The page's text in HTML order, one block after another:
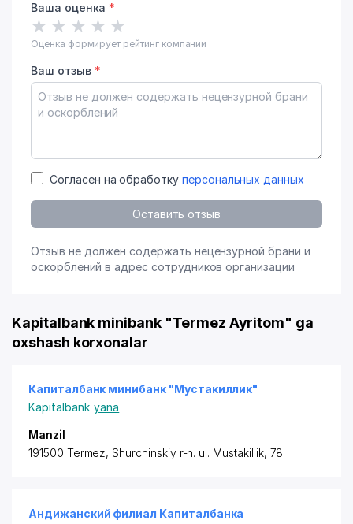
Ваша оценка *
★ ★ ★ ★ ★
Оценка формирует рейтинг компании
Ваш отзыв *
Согласен на обработку персональных данных
Оставить отзыв
Отзыв не должен содержать нецензурной брани и
оскорблений в адрес сотрудников организации
Kapitalbank minibank "Termez Ayritom" ga
oxshash korxonalar
Капиталбанк минибанк "Мустакиллик"
Kapitalbank yana
Manzil
191500 Termez,Shurchinskiy r-n. ul. Mustakillik, 78
Андижанский филиал Капиталбанка